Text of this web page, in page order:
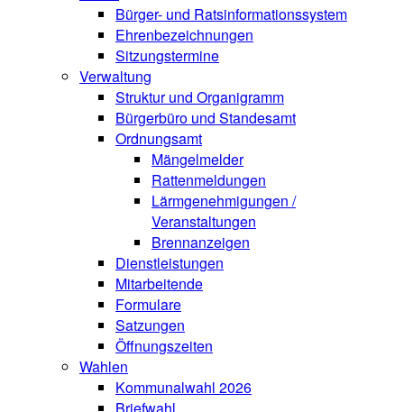
Bürger- und Ratsinformationssystem
Ehrenbezeichnungen
Sitzungstermine
Verwaltung
Struktur und Organigramm
Bürgerbüro und Standesamt
Ordnungsamt
Mängelmelder
Rattenmeldungen
Lärmgenehmigungen /
Veranstaltungen
Brennanzeigen
Dienstleistungen
Mitarbeitende
Formulare
Satzungen
Öffnungszeiten
Wahlen
Kommunalwahl 2026